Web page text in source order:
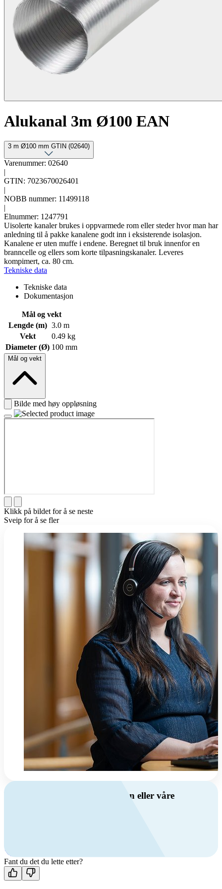
Alukanal 3m Ø100 EAN
3 m Ø100 mm GTIN (02640)
Varenummer: 02640
|
GTIN: 7023670026401
|
NOBB nummer: 11499118
|
Elnummer: 1247791
Uisolerte kanaler brukes i oppvarmede rom eller steder hvor man har
anledning til å pakke kanalene godt inn i eksisterende isolasjon.
Kanalene er uten muffe i endene. Beregnet til bruk innenfor en
branncelle og ellers som korte tilpasningskanaler. Leveres
kompimert, ca. 80 cm.
Tekniske data
Tekniske data
Dokumentasjon
Mål og vekt
Lengde (m) 3.0 m
Vekt
0.49 kg
Diameter (Ø) 100 mm
Mål og vekt
Bilde med høy oppløsning
Klikk på bildet for å se neste
Sveip for å se fler
Har du spørsmål om ventilasjon eller våre
Kontakt oss
Fant du det du lette etter?